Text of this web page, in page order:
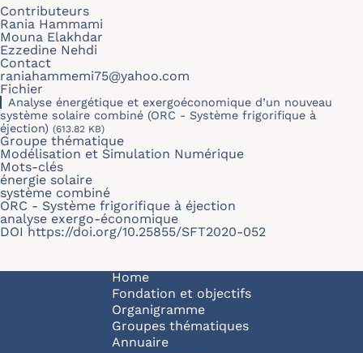
Contributeurs
Rania Hammami
Mouna Elakhdar
Ezzedine Nehdi
Contact
raniahammemi75@yahoo.com
Fichier
Analyse énergétique et exergoéconomique d’un nouveau
système solaire combiné (ORC - Système frigorifique à
éjection) (613.82 KB)
Groupe thématique
Modélisation et Simulation Numérique
Mots-clés
énergie solaire
système combiné
ORC - Système frigorifique à éjection
analyse exergo-économique
DOIhttps://doi.org/10.25855/SFT2020-052
Navigation principale
Home
Fondation et objectifs
Organigramme
Groupes thématiques
Annuaire